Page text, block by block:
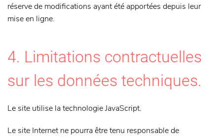
réserve de modifications ayant été apportées depuis leur
mise en ligne.
4. Limitations contractuelles
sur les données techniques.
Le site utilise la technologie JavaScript.
Le site Internet ne pourra être tenu responsable de